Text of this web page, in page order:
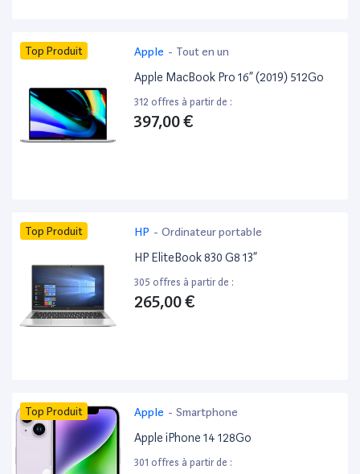
Top Produit Apple - Tout en un
Apple MacBook Pro 16” (2019) 512Go
312 offres à partir de :
397,00 €
Top Produit HP - Ordinateur portable
HP EliteBook 830 G8 13”
305 offres à partir de :
265,00 €
Top Produit Apple - Smartphone
Apple iPhone 14 128Go
301 offres à partir de :